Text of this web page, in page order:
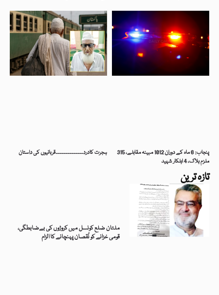
تازہ ترین
ملتان ضلع کونسل میں کروڑوں کی بےضابطگی،
قومی خزانے کو نُقصان پہنچانے کا الزام
ہجرت کادرد۔۔۔۔۔۔۔۔۔۔۔۔۔۔قربانیوں کی داستان
پنجاب: 6 ماہ کے دوران 1012 مبینہ مقابلے، 315
ملزم ہلاک، 4 اہلکار شہید